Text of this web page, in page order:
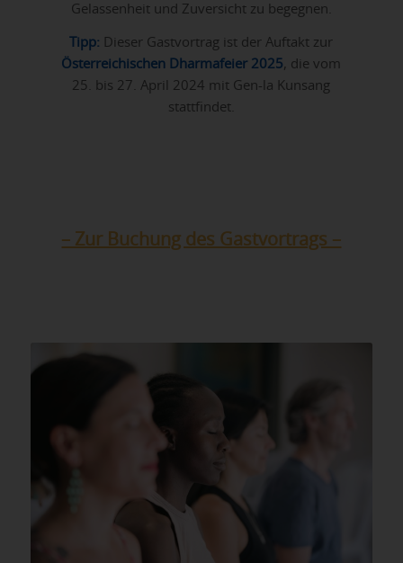
Gelassenheit und Zuversicht zu begegnen.
Tipp: Dieser Gastvortrag ist der Auftakt zur
Österreichischen Dharmafeier 2025 , die vom
25. bis 27. April 2024 mit Gen-la Kunsang
stattfindet.
– Zur Buchung des Gastvortrags –